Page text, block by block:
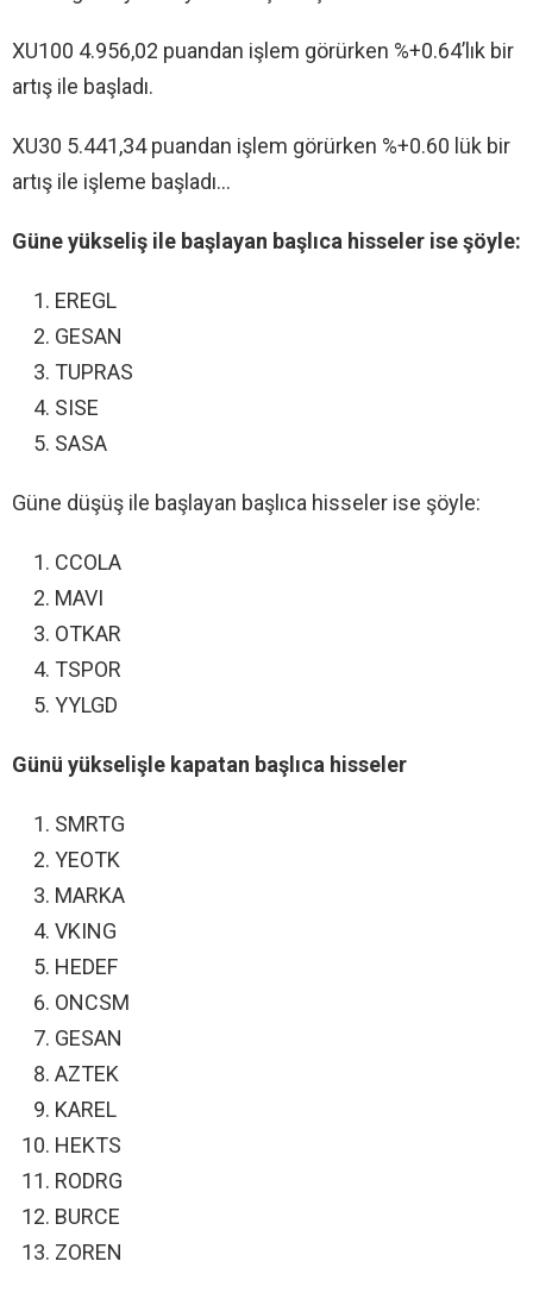
XU100 4.956,02 puandan işlem görürken %+0.64’lık bir
artış ile başladı.
XU30 5.441,34 puandan işlem görürken %+0.60 lük bir
artış ile işleme başladı…
Güne yükseliş ile başlayan başlıca hisseler ise şöyle:
EREGL
GESAN
TUPRAS
SISE
SASA
Güne düşüş ile başlayan başlıca hisseler ise şöyle:
CCOLA
MAVI
OTKAR
TSPOR
YYLGD
Günü yükselişle kapatan başlıca hisseler
SMRTG
YEOTK
MARKA
VKING
HEDEF
ONCSM
GESAN
AZTEK
KAREL
HEKTS
RODRG
BURCE
ZOREN